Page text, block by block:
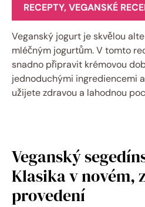
RECEPTY,VEGANSKÉ
Veganský jogurt je skvělou
mléčným jogurtům. V tomto
snadno připravit krémovou
jednoduchými ingrediencemi
užijete zdravou a lahodnou
Veganský
Klasika v novém,
provedení